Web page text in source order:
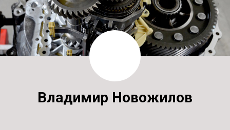
Владимир Новожилов